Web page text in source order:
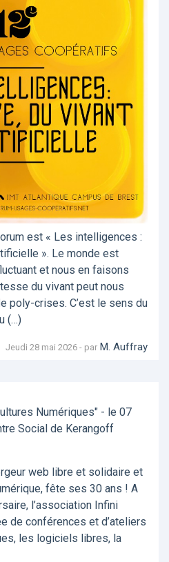
est « Les intelligences :
». Le monde est
et nous en faisons
du vivant peut nous
poly-crises. C’est le sens du
(…)
Jeudi 28 mai 2026 - par M. Auffray
Numériques" - le 07
Social de Kerangoff
web libre et solidaire et
fête ses 30 ans ! A
l’association Infini
de conférences et d’ateliers
les logiciels libres, la